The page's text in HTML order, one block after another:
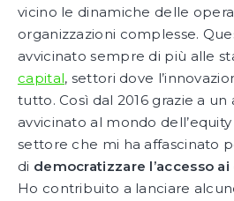
vicino le dinamiche delle
organizzazioni complesse.
avvicinato sempre di più alle
capital, settori dove
tutto. Così dal 2016 grazie a un
avvicinato al mondo
settore che mi ha affascinato
di democratizzare l’accesso ai
Ho contribuito a lanciare